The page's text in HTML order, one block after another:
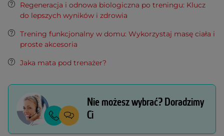
Regeneracja i odnowa biologiczna po treningu: Klucz
do lepszych wyników i zdrowia
Trening funkcjonalny w domu: Wykorzystaj masę ciała i
proste akcesoria
Jaka mata pod trenażer?
Nie możesz wybrać? Doradzimy
Ci